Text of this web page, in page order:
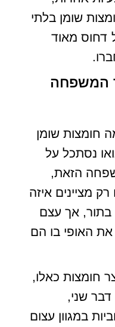
שומן בלתי
דחוס מאוד
המשפחה
חומצות שומן
נסתכל על
הזאת,
6, אמנם רק מציינים איזה
בתור, אך עצם
האופי בו הם
חומצות כאלו,
דבר שני,
במגוון עצום